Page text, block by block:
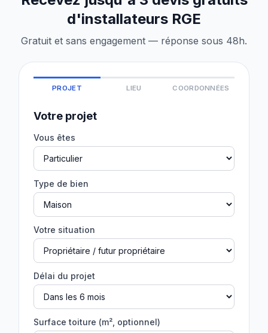
d'installateurs RGE
Gratuit et sans engagement — réponse sous 48h.
PROJET LIEU COORDONNÉES
Votre projet
Vous êtes
Type de bien
Votre situation
Délai du projet
Surface toiture (m², optionnel)